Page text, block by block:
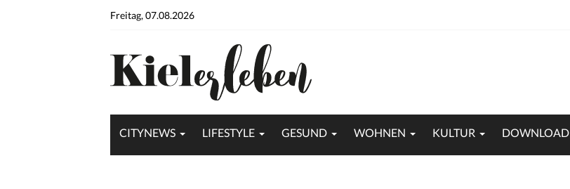
Freitag, 07.08.2026
CITYNEWS LIFESTYLE GESUND WOHNEN KULTUR DOWNLOAD